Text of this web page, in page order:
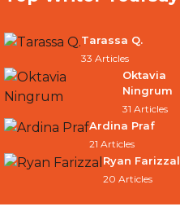
Tarassa Q.
33 Articles
Oktavia
Ningrum
31 Articles
Ardina Praf
21 Articles
Ryan Farizzal
20 Articles